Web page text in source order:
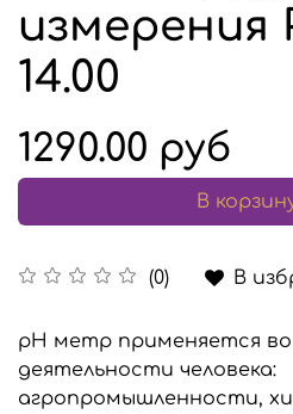
измерения
14.00
(0) В
1290.00 руб
В
pH метр применяется
деятельности человека:
агропромышленности,